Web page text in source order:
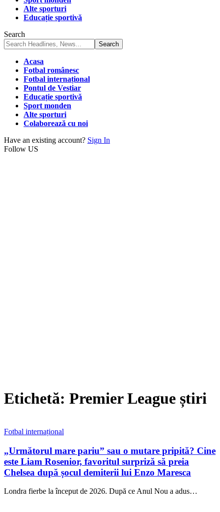
Alte sporturi
Educație sportivă
Search
Acasa
Fotbal românesc
Fotbal internațional
Pontul de Vestiar
Educație sportivă
Sport monden
Alte sporturi
Colaborează cu noi
Have an existing account? Sign In
Follow US
Etichetă: Premier League știri
Fotbal internațional
„Următorul mare pariu” sau o mutare pripită? Cine
este Liam Rosenior, favoritul surpriză să preia
Chelsea după șocul demiterii lui Enzo Maresca
Londra fierbe la început de 2026. După ce Anul Nou a adus…